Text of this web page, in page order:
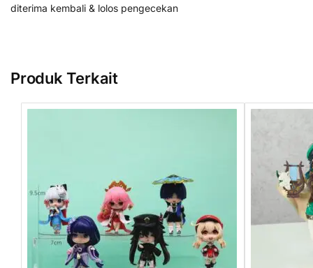
diterima kembali & lolos pengecekan
Produk Terkait